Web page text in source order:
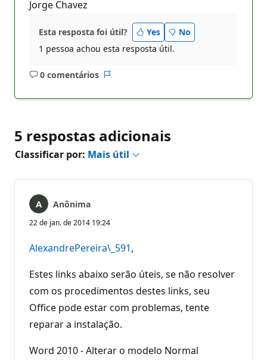
Jorge Chavez
Esta resposta foi útil? Yes
No
1 pessoa achou esta resposta útil.
0 comentários
Sem
5 respostas adicionais
Classificar por: Mais útil
Anônima
22 de jan. de 2014 19:24
AlexandrePereira\_591,
Estes links abaixo serão úteis, se não resolver
com os procedimentos destes links, seu
Office pode estar com problemas, tente
reparar a instalação.
Word 2010 - Alterar o modelo Normal